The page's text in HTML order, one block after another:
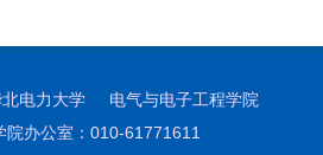
北电力大学 电气与电子工程学院
办公室：010-61771611